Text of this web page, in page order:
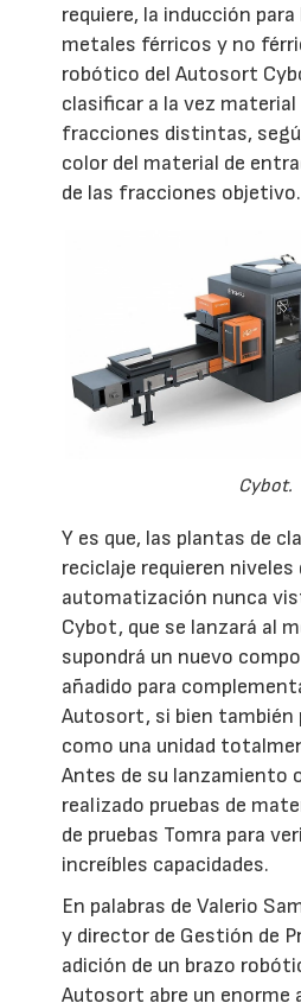
requiere, la inducción
metales férricos y no
robótico del Autosort
clasificar a la vez
fracciones distintas,
color del material de
de las fracciones objetivo.
Cybot.
Y es que, las plantas de
reciclaje requieren niveles
automatización nunca
Cybot, que se lanzará al
supondrá un nuevo
añadido para
Autosort, si bien también
como una unidad
Antes de su lanzamiento
realizado pruebas de
de pruebas Tomra para
increíbles capacidades.
En palabras de Valerio
y director de Gestión de
adición de un brazo
Autosort abre un enorme